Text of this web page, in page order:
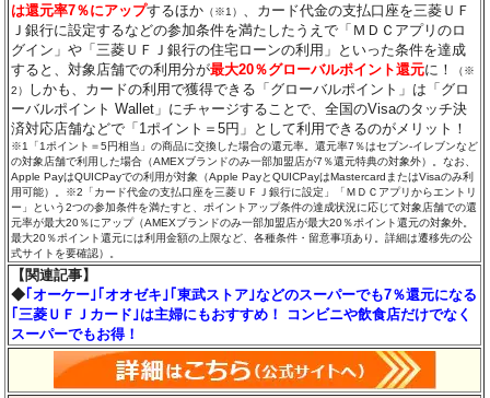
は還元率7％にアップするほか （※1）
、カード代金の支払口座を三菱ＵＦ
Ｊ銀行に設定するなどの参加条件を満たしたうえで「ＭＤＣアプリのロ
グイン」や「三菱ＵＦＪ銀行の住宅ローンの利用」といった条件を達成
すると、対象店舗での利用分が最大20％グローバルポイント還元に！
（※
2）
しかも、カードの利用で獲得できる「グローバルポイント」は「グロ
ーバルポイント Wallet」にチャージすることで、全国のVisaのタッチ決
済対応店舗などで「1ポイント＝5円」として利用できるのがメリット！
※1「1ポイント＝5円相当」の商品に交換した場合の還元率。還元率7％はセブン‐イレブンなど
の対象店舗で利用した場合（AMEXブランドのみ一部加盟店が7％還元特典の対象外）。なお、
Apple PayはQUICPayでの利用が対象（Apple PayとQUICPayはMastercardまたはVisaのみ利
用可能）。※2「カード代金の支払口座を三菱ＵＦＪ銀行に設定」「ＭＤＣアプリからエントリ
ー」という2つの参加条件を満たすと、ポイントアップ条件の達成状況に応じて対象店舗での還
元率が最大20％にアップ（AMEXブランドのみ一部加盟店が最大20％ポイント還元の対象外。
最大20％ポイント還元には利用金額の上限など、各種条件・留意事項あり。詳細は遷移先の公
式サイトを要確認）。
【関連記事】
◆ ｢オーケー｣｢オオゼキ｣｢東武ストア｣などのスーパーでも7％還元になる
｢三菱ＵＦＪカード｣は主婦にもおすすめ！ コンビニや飲食店だけでなく
スーパーでもお得！